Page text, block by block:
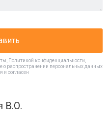
Политикой конфиденциальности
о распространении персональных данных
и согласен
В.О.